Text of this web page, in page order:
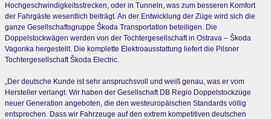
Hochgeschwindigkeitsstrecken, oder in Tunneln, was zum besseren Komfort
der Fahrgäste wesentlich beiträgt. An der Entwicklung der Züge wird sich die
ganze Gesellschaftsgruppe Škoda Transportation beteiligen. Die
Doppelstockwägen werden von der Tochtergesellschaft in Ostrava – Škoda
Vagonka hergestellt. Die komplette Elektroausstattung liefert die Pilsner
Tochtergesellschaft Škoda Electric.
„Der deutsche Kunde ist sehr anspruchsvoll und weiß genau, was er vom
Hersteller verlangt. Wir haben der Gesellschaft DB Regio Doppelstockzüge
neuer Generation angeboten, die den westeuropäischen Standards völlig
entsprechen. Dass wir Fahrzeuge auf den extrem kompetitiven deutschen